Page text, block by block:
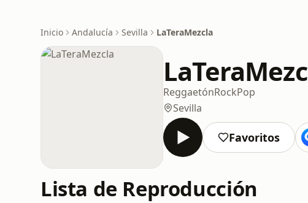
Inicio Andalucía Sevilla LaTeraMezcla
ReggaetónRockPop
Sevilla
Favoritos
Lista de Reproducción